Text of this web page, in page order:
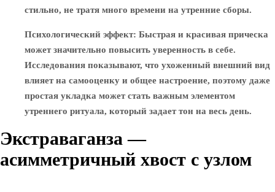
стильно, не тратя много времени на утренние сборы.
Психологический эффект: Быстрая и красивая прическа
может значительно повысить уверенность в себе.
Исследования показывают, что ухоженный внешний вид
влияет на самооценку и общее настроение, поэтому даже
простая укладка может стать важным элементом
утреннего ритуала, который задает тон на весь день.
Экстраваганза —
асимметричный хвост с узлом